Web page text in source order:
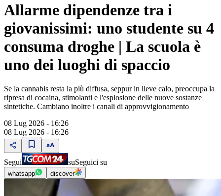
Allarme dipendenze tra i
giovanissimi: uno studente su 4
consuma droghe | La scuola è
uno dei luoghi di spaccio
Se la cannabis resta la più diffusa, seppur in lieve calo, preoccupa la
ripresa di cocaina, stimolanti e l'esplosione delle nuove sostanze
sintetiche. Cambiano inoltre i canali di approvvigionamento
08 Lug 2026 - 16:26
08 Lug 2026 - 16:26
Segui suSeguici su
whatsapp discover